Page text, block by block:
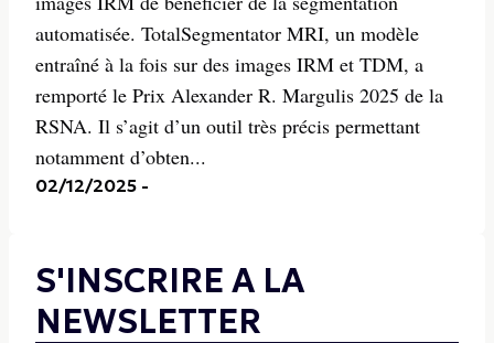
automatisée. TotalSegmentator MRI, un modèle
entraîné à la fois sur des images IRM et TDM, a
remporté le Prix Alexander R. Margulis 2025 de la
RSNA. Il s’agit d’un outil très précis permettant
notamment d’obten...
02/12/2025 -
S'INSCRIRE A LA
NEWSLETTER